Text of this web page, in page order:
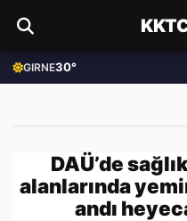
GIRNE30°
DAÜ’de
alanlarında
andı